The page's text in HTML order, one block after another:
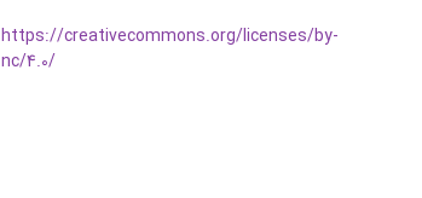
https://creativecommons.org/licenses/by-
nc/4.0/